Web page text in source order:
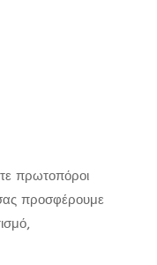
πρωτοπόροι
προσφέρουμε